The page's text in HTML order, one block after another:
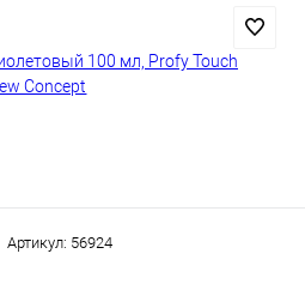
Артикул: 56924